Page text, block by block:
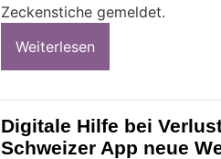
Zeckenstiche gemeldet.
Weiterlesen
Digitale Hilfe bei
Schweizer App neue